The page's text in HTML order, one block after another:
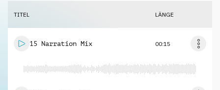
TITEL LÄNGE
15 Narration Mix 00:15